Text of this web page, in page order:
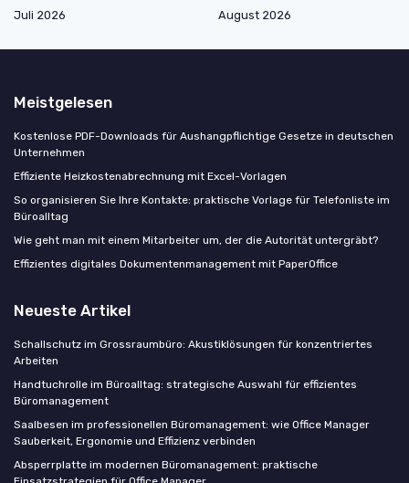
Juli 2026
August 2026
Meistgelesen
Kostenlose PDF-Downloads für Aushangpflichtige Gesetze in deutschen
Unternehmen
Effiziente Heizkostenabrechnung mit Excel-Vorlagen
So organisieren Sie Ihre Kontakte: praktische Vorlage für Telefonliste im
Büroalltag
Wie geht man mit einem Mitarbeiter um, der die Autorität untergräbt?
Effizientes digitales Dokumentenmanagement mit PaperOffice
Neueste Artikel
Schallschutz im Grossraumbüro: Akustiklösungen für konzentriertes
Arbeiten
Handtuchrolle im Büroalltag: strategische Auswahl für effizientes
Büromanagement
Saalbesen im professionellen Büromanagement: wie Office Manager
Sauberkeit, Ergonomie und Effizienz verbinden
Absperrplatte im modernen Büromanagement: praktische